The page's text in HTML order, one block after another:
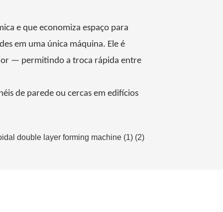
e que economiza espaço para
em uma única máquina. Ele é
— permitindo a troca rápida entre
de parede ou cercas em edifícios